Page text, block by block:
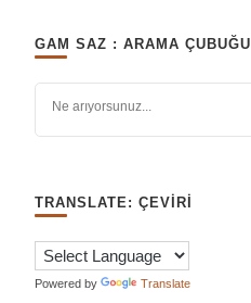
GAM SAZ : ARAMA ÇUBUĞU
TRANSLATE: ÇEVIRI
Powered by Translate